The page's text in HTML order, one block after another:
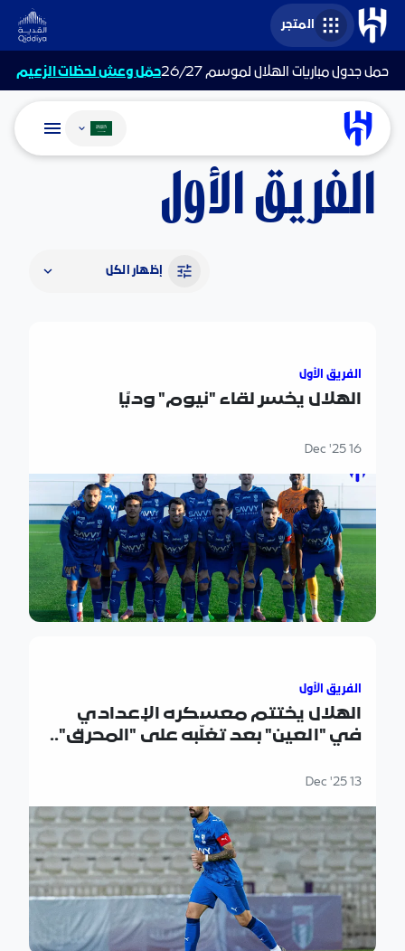
المتجر
احجز مقعدك في أولى مباريات الهلال في المملكة
أرينا
متوفرة على بلو
تغيير اللغة
الفريق الأول
إظهار الكل
الفريق الأول
الهلال يخسر لقاء "نيوم" وديًا
16 Dec '25
الفريق الأول
الهلال يختتم معسكره الإعدادي
في "العين" بعد تغلّبه على "المحرق"..
13 Dec '25